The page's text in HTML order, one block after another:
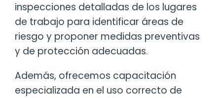
inspecciones detalladas de los lugares
de trabajo para identificar áreas de
riesgo y proponer medidas preventivas
y de protección adecuadas.
Además, ofrecemos capacitación
especializada en el uso correcto de